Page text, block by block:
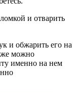
и отварить
и обжарить его на
можно
именно на нем